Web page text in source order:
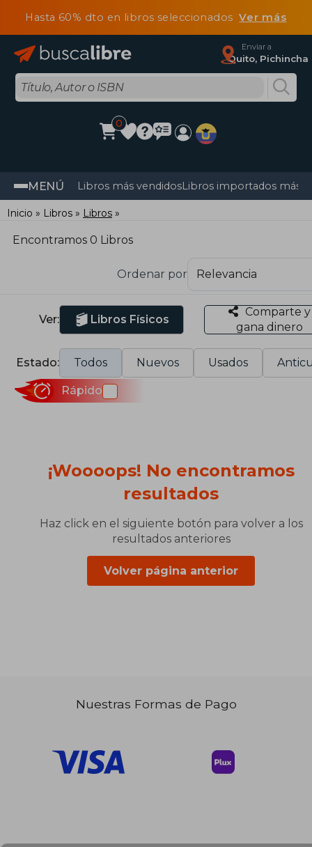
Hasta 60% dto en libros seleccionadosVer más
Enviar a
Quito, Pichincha
0
MENÚ Libros más vendidosLibros importados más
Inicio Libros Libros
Encontramos 0 Libros
Ordenar por
Ver: Libros Físicos
Comparte y
gana dinero
Estado: Todos Nuevos Usados
Rápido
¡Woooops! No encontramos
resultados
Haz click en el siguiente botón para volver a los
resultados anteriores
Volver página anterior
Nuestras Formas de Pago